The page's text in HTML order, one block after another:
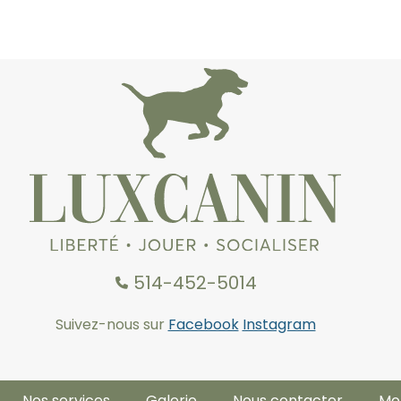
514-452-5014
Suivez-nous sur Facebook Instagram